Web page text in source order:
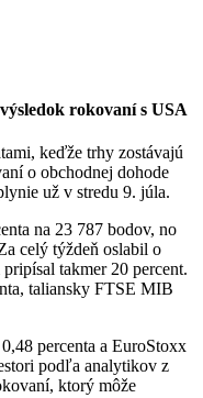
rokovaní s USA
keďže trhy zostávajú
o obchodnej dohode
už v stredu 9. júla.
na 23 787 bodov, no
celý týždeň oslabil o
takmer 20 percent.
taliansky FTSE MIB
percenta a EuroStoxx
podľa analytikov z
ktorý môže